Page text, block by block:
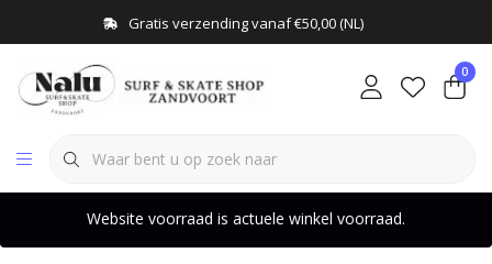
Gratis verzending vanaf €50,00 (NL)
0
Website voorraad is actuele winkel voorraad.